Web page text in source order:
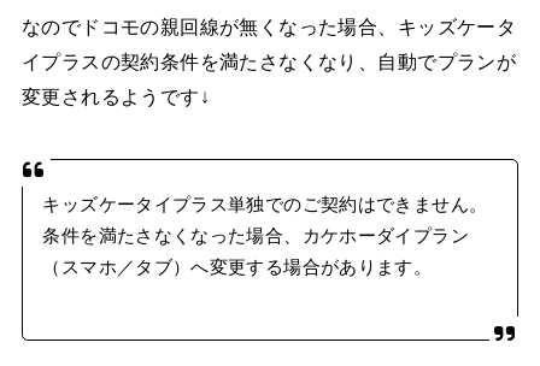
なのでドコモの親回線が無くなった場合、キッズケータ
イプラスの契約条件を満たさなくなり、自動でプランが
変更されるようです↓
キッズケータイプラス単独でのご契約はできません。
条件を満たさなくなった場合、カケホーダイプラン
（スマホ／タブ）へ変更する場合があります。